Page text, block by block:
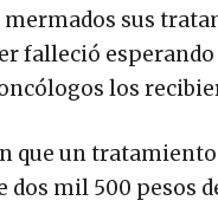
sus
falleció
los
que un
mil 500 pesos